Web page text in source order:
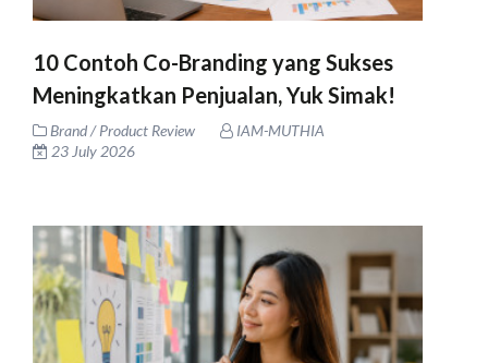
10 Contoh Co-Branding yang Sukses
Meningkatkan Penjualan, Yuk Simak!
Brand / Product Review
IAM-MUTHIA
23 July 2026